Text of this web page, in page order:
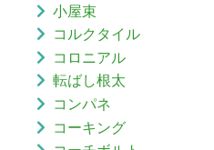
小屋束
コルクタイル
コロニアル
転ばし根太
コンパネ
コーキング